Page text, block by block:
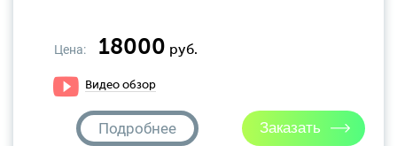
Цена: 18000 руб.
Видео обзор
Подробнее